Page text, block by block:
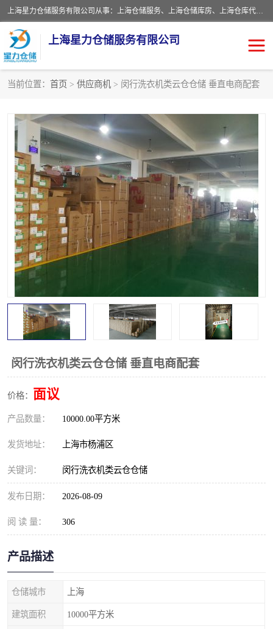
上海星力仓储服务有限公司从事：上海仓储服务、上海仓储库房、上海仓库代运营、上海仓库对外出租、上海仓库外包、上海三方仓储、上海电商仓储代发、上海电商代发货仓库、上海托管仓库、上海仓储配送。上海星力仓储服务有限公司现在拥有100个分仓、10万余平方的标准库房，精炼员工几百名，与几千家客户合作，公司已跻身上海仓储行业前列。欢迎来电咨询！
上海星力仓储服务有限公司
当前位置： 首页 > 供应商机 > 闵行洗衣机类云仓仓储 垂直电商配套
闵行洗衣机类云仓仓储 垂直电商配套
价格： 面议
产品数量： 10000.00平方米
发货地址： 上海市杨浦区
关键词： 闵行洗衣机类云仓仓储
发布日期： 2026-08-09
阅 读 量： 306
产品描述
仓储城市 上海
建筑面积 10000平方米
上海仓储配送 上海仓库外包
上海仓库代运营 上海托管仓库
上海第三方仓储 上海仓储服务
仓储 上海电商代发货仓库
上海托管仓库